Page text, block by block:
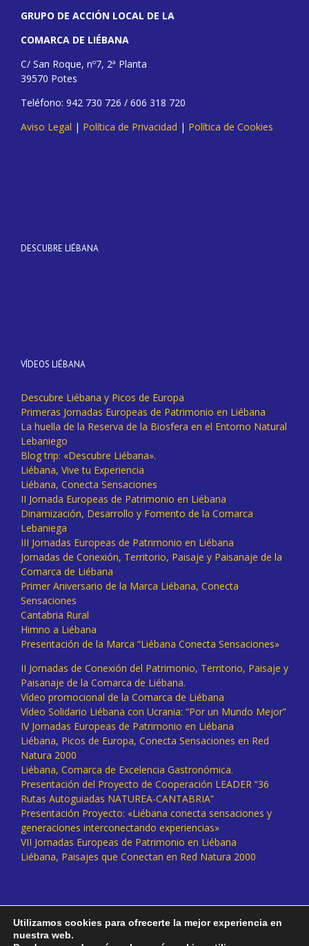
GRUPO DE ACCIÓN LOCAL DE LA
COMARCA DE LIÉBANA
C/ San Roque, nº7, 2ª Planta
39570 Potes
Teléfono: 942 730 726 / 606 318 720
Aviso Legal | Política de Privacidad | Política de Cookies
DESCUBRE LIÉBANA
VÍDEOS LIÉBANA
Descubre Liébana y Picos de Europa
Primeras Jornadas Europeas de Patrimonio en Liébana
La huella de la Reserva de la Biosfera en el Entorno Natural
Lebaniego
Blog trip: «Descubre Liébana».
Liébana, Vive tu Experiencia
Liébana, Conecta Sensaciones
II Jornada Europeas de Patrimonio en Liébana
Dinamización, Desarrollo y Fomento de la Comarca
Lebaniega
III Jornadas Europeas de Patrimonio en Liébana
Jornadas de Conexión, Territorio, Paisaje y Paisanaje de la
Comarca de Liébana
Primer Aniversario de la Marca Liébana, Conecta
Sensaciones
Cantabria Rural
Himno a Liébana
Presentación de la Marca “Liébana Conecta Sensaciones»
II Jornadas de Conexión del Patrimonio, Territorio, Paisaje y
Paisanaje de la Comarca de Liébana.
Vídeo promocional de la Comarca de Liébana
Vídeo Solidario Liébana con Ucrania: “Por un Mundo Mejor”
IV Jornadas Europeas de Patrimonio en Liébana
Liébana, Picos de Europa, Conecta Sensaciones en Red
Natura 2000
Liébana, Comarca de Excelencia Gastronómica.
Presentación del Proyecto de Cooperación LEADER “36
Rutas Autoguiadas NATUREA-CANTABRIA”
Presentación Proyecto: «Liébana conecta sensaciones y
generaciones interconectando experiencias»
VII Jornadas Europeas de Patrimonio en Liébana
Liébana, Paisajes que Conectan en Red Natura 2000
Utilizamos cookies para ofrecerte la mejor experiencia en
nuestra web.